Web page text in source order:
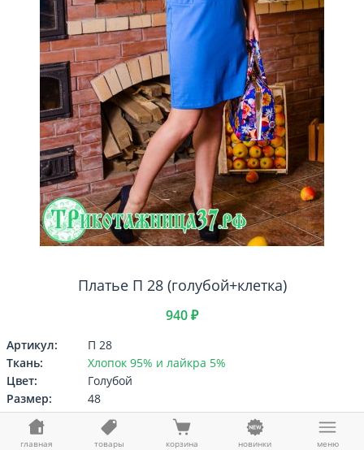
Платье П 28 (голубой+клетка)
940 ₽
Артикул:
П 28
Ткань:
Хлопок 95% и лайкра 5%
Цвет:
Голубой
Размер:
48
ВыберитеРазмер